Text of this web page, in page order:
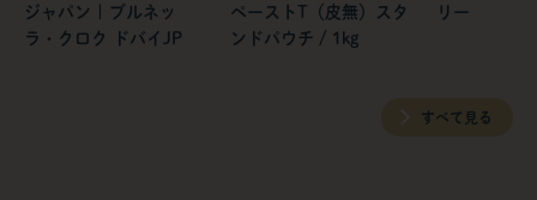
ジャパン | ブルネッ
ラ・クロク ドバイJP
ペーストT（皮無）スタ
ンドパウチ / 1kg
リー
すべて見る